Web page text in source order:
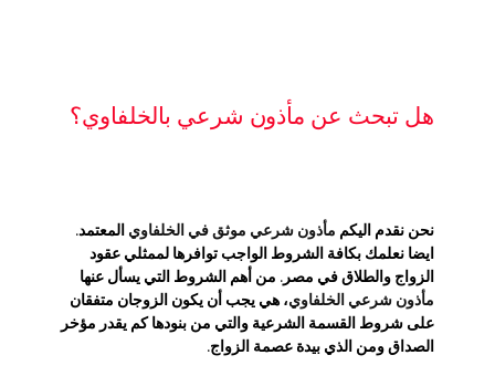
هل تبحث عن مأذون شرعي بالخلفاوي؟
نحن نقدم اليكم مأذون شرعي موثق في الخلفاوي المعتمد.
ايضا نعلمك بكافة الشروط الواجب توافرها لممثلي عقود
الزواج والطلاق في مصر. من أهم الشروط التي يسأل عنها
مأذون شرعي الخلفاوي، هي يجب أن يكون الزوجان متفقان
على شروط القسمة الشرعية والتي من بنودها كم يقدر مؤخر
الصداق ومن الذي بيدة عصمة الزواج.